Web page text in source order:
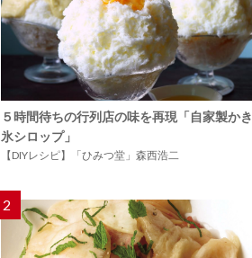
５時間待ちの行列店の味を再現「自家製かき
氷シロップ」
【DIYレシピ】「ひみつ堂」森西浩二
2